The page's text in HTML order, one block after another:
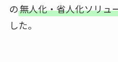
の無人化・省人化ソリュ
した。